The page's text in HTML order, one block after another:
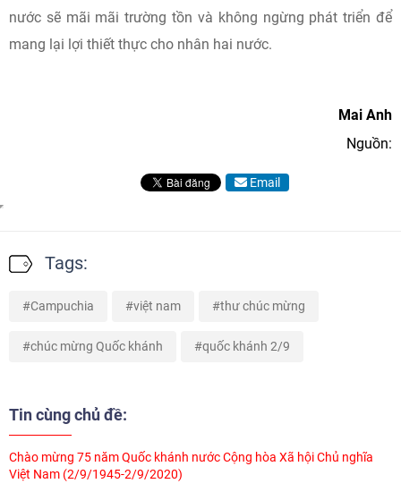
nước sẽ mãi mãi trường tồn và không ngừng phát triển để
mang lại lợi thiết thực cho nhân hai nước.
Mai Anh
Nguồn:
Email
Tags:
Campuchia việt nam thư chúc mừng
chúc mừng Quốc khánh quốc khánh 2/9
Tin cùng chủ đề:
Chào mừng 75 năm Quốc khánh nước Cộng hòa Xã hội Chủ nghĩa
Việt Nam (2/9/1945-2/9/2020)